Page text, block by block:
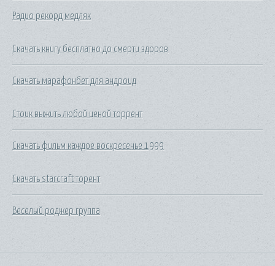
Радио рекорд медляк
Скачать книгу бесплатно до смерти здоров
Скачать марафонбет для андроид
Стоик выжить любой ценой торрент
Скачать фильм каждое воскресенье 1999
Скачать starcraft торент
Веселый роджер группа